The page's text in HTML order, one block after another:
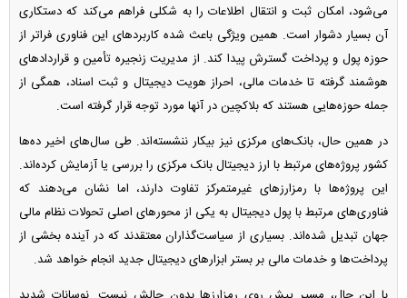
می‌شود، امکان ثبت و انتقال اطلاعات را به شکلی فراهم می‌کند که دستکاری
آن بسیار دشوار است. همین ویژگی باعث شده کاربرد‌های این فناوری فراتر از
حوزه پول و پرداخت گسترش پیدا کند. از مدیریت زنجیره تأمین و قرارداد‌های
هوشمند گرفته تا خدمات مالی، احراز هویت دیجیتال و ثبت اسناد، همگی از
جمله حوزه‌هایی هستند که بلاکچین در آنها مورد توجه قرار گرفته است.
در همین حال، بانک‌های مرکزی نیز بیکار ننشسته‌اند. طی سال‌های اخیر ده‌ها
کشور پروژه‌های مرتبط با ارز دیجیتال بانک مرکزی را بررسی یا آزمایش کرده‌اند.
این پروژه‌ها با رمزارز‌های غیرمتمرکز تفاوت دارند، اما نشان می‌دهند که
فناوری‌های مرتبط با پول دیجیتال به یکی از محور‌های اصلی تحولات نظام مالی
جهان تبدیل شده‌اند. بسیاری از سیاست‌گذاران معتقدند که در آینده بخشی از
پرداخت‌ها و خدمات مالی بر بستر ابزار‌های دیجیتال جدید انجام خواهد شد.